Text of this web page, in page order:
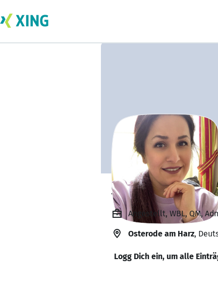
Sevcan
Angestellt, WBL, QM,
Osterode am Harz,
Logg Dich ein, um alle